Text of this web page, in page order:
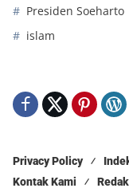
Presiden Soeharto
islam
Privacy Policy
Kontak Kami